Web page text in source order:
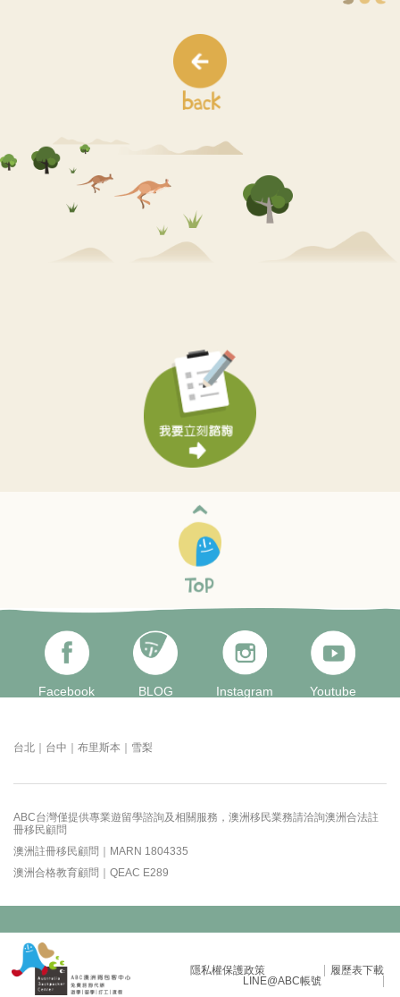
Facebook BLOG Instagram Youtube
台北｜台中｜布里斯本｜雪梨
ABC台灣僅提供專業遊留學諮詢及相關服務，澳洲移民業務請洽詢澳洲合法註
冊移民顧問
澳洲註冊移民顧問｜MARN 1804335
澳洲合格教育顧問｜QEAC E289
隱私權保護政策
履歷表下載
LINE@ABC帳號